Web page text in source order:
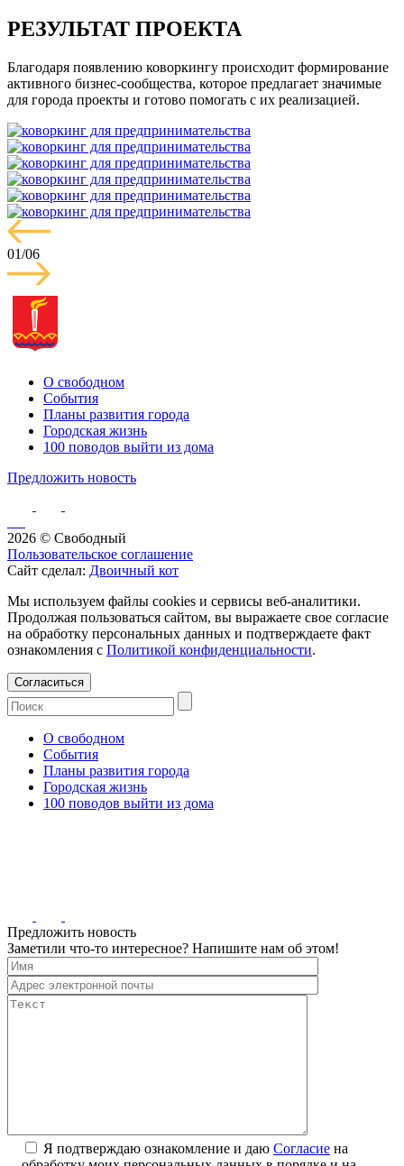
РЕЗУЛЬТАТ ПРОЕКТА
Благодаря появлению коворкингу происходит формирование
активного бизнес-сообщества, которое предлагает значимые
для города проекты и готово помогать с их реализацией.
01/06
О свободном
События
Планы развития города
Городская жизнь
100 поводов выйти из дома
Предложить новость
2026 © Свободный
Пользовательское соглашение
Сайт сделал: Двоичный кот
Мы используем файлы cookies и сервисы веб-аналитики.
Продолжая пользоваться сайтом, вы выражаете свое согласие
на обработку персональных данных и подтверждаете факт
ознакомления с Политикой конфиденциальности.
Согласиться
О свободном
События
Планы развития города
Городская жизнь
100 поводов выйти из дома
Предложить новость
Заметили что-то интересное? Напишите нам об этом!
Я подтверждаю ознакомление и даю Согласие на